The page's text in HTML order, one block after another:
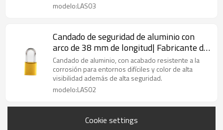
modelo:LAS03
Candado de seguridad de aluminio con
arco de 38 mm de longitud| Fabricante de
candados de seguridad de aluminio de
China| Fabricación de cerraduras Lita
Candado de aluminio, con acabado resistente a la
corrosión para entornos difíciles y color de alta
visibilidad además de alta seguridad.
modelo:LAS02
Cookie settings